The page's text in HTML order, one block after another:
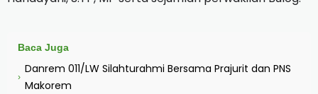
Baca Juga
›
Danrem 011/LW Silahturahmi Bersama Prajurit dan PNS
Makorem